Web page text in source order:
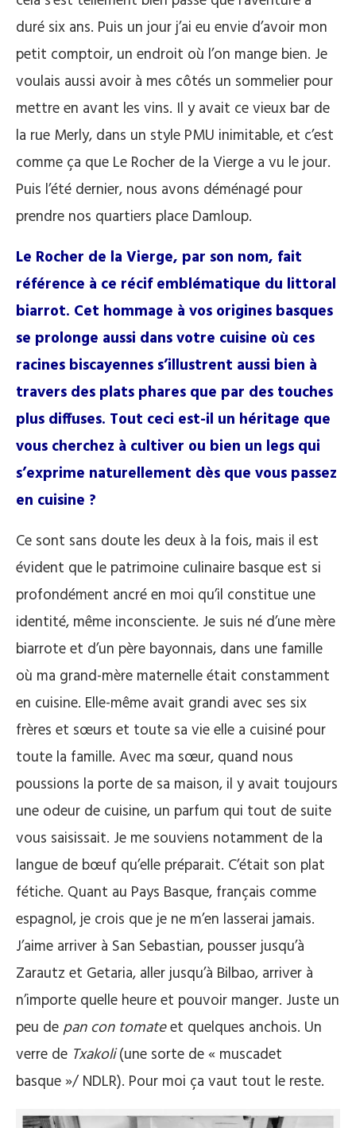
duré six ans. Puis un jour j’ai eu envie d’avoir mon
petit comptoir, un endroit où l’on mange bien. Je
voulais aussi avoir à mes côtés un sommelier pour
mettre en avant les vins. Il y avait ce vieux bar de
la rue Merly, dans un style PMU inimitable, et c’est
comme ça que Le Rocher de la Vierge a vu le jour.
Puis l’été dernier, nous avons déménagé pour
prendre nos quartiers place Damloup.
Le Rocher de la Vierge, par son nom, fait
référence à ce récif emblématique du littoral
biarrot. Cet hommage à vos origines basques
se prolonge aussi dans votre cuisine où ces
racines biscayennes s’illustrent aussi bien à
travers des plats phares que par des touches
plus diffuses. Tout ceci est-il un héritage que
vous cherchez à cultiver ou bien un legs qui
s’exprime naturellement dès que vous passez
en cuisine ?
Ce sont sans doute les deux à la fois, mais il est
évident que le patrimoine culinaire basque est si
profondément ancré en moi qu’il constitue une
identité, même inconsciente. Je suis né d’une mère
biarrote et d’un père bayonnais, dans une famille
où ma grand-mère maternelle était constamment
en cuisine. Elle-même avait grandi avec ses six
frères et sœurs et toute sa vie elle a cuisiné pour
toute la famille. Avec ma sœur, quand nous
poussions la porte de sa maison, il y avait toujours
une odeur de cuisine, un parfum qui tout de suite
vous saisissait. Je me souviens notamment de la
langue de bœuf qu’elle préparait. C’était son plat
fétiche. Quant au Pays Basque, français comme
espagnol, je crois que je ne m’en lasserai jamais.
J’aime arriver à San Sebastian, pousser jusqu’à
Zarautz et Getaria, aller jusqu’à Bilbao, arriver à
n’importe quelle heure et pouvoir manger. Juste un
peu depan con tomateet quelques anchois. Un
verre de Txakoli(une sorte de « muscadet
basque »/ NDLR). Pour moi ça vaut tout le reste.